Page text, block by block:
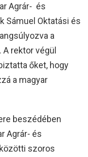
Agrár- és
Sámuel Oktatási és
a
rektor végül
őket, hogy
a magyar
beszédében
Agrár- és
szoros